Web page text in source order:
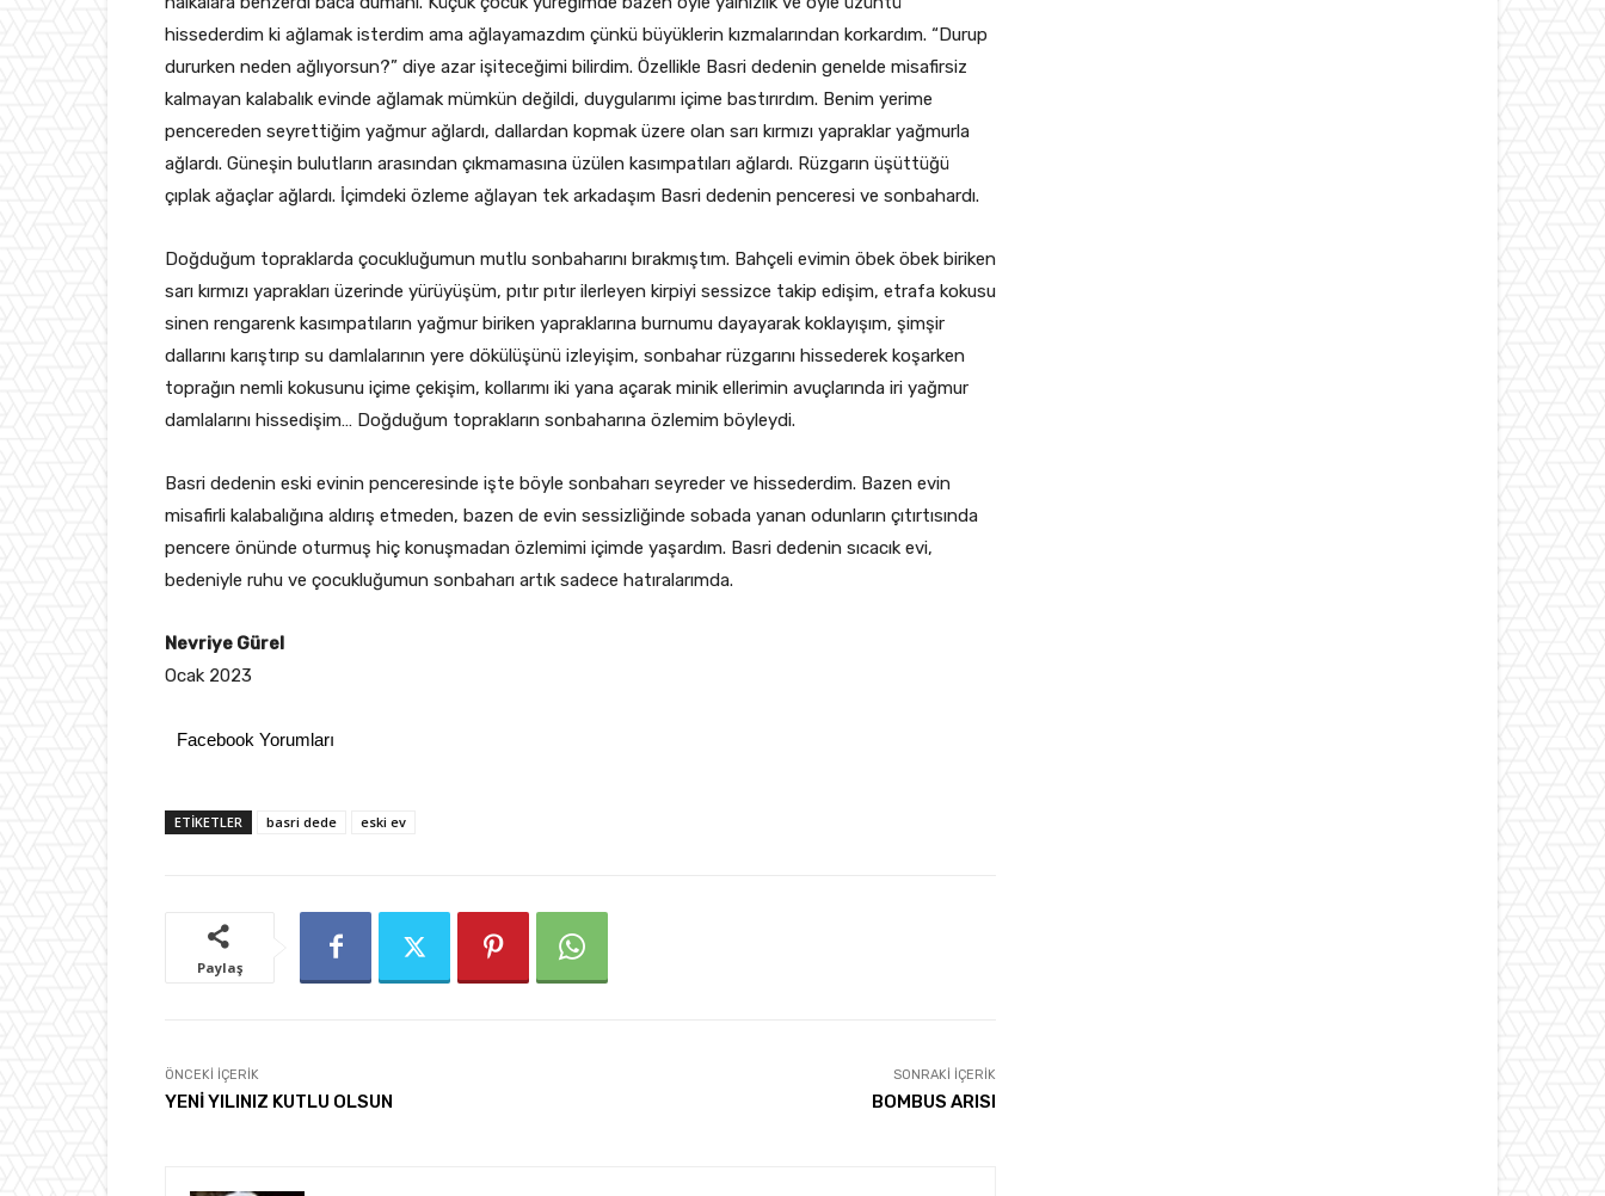
hissederdim ki ağlamak isterdim ama ağlayamazdım çünkü büyüklerin kızmalarından korkardım. “Durup
dururken neden ağlıyorsun?” diye azar işiteceğimi bilirdim. Özellikle Basri dedenin genelde misafirsiz
kalmayan kalabalık evinde ağlamak mümkün değildi, duygularımı içime bastırırdım. Benim yerime
pencereden seyrettiğim yağmur ağlardı, dallardan kopmak üzere olan sarı kırmızı yapraklar yağmurla
ağlardı. Güneşin bulutların arasından çıkmamasına üzülen kasımpatıları ağlardı. Rüzgarın üşüttüğü
çıplak ağaçlar ağlardı. İçimdeki özleme ağlayan tek arkadaşım Basri dedenin penceresi ve sonbahardı.
Doğduğum topraklarda çocukluğumun mutlu sonbaharını bırakmıştım. Bahçeli evimin öbek öbek biriken
sarı kırmızı yaprakları üzerinde yürüyüşüm, pıtır pıtır ilerleyen kirpiyi sessizce takip edişim, etrafa kokusu
sinen rengarenk kasımpatıların yağmur biriken yapraklarına burnumu dayayarak koklayışım, şimşir
dallarını karıştırıp su damlalarının yere dökülüşünü izleyişim, sonbahar rüzgarını hissederek koşarken
toprağın nemli kokusunu içime çekişim, kollarımı iki yana açarak minik ellerimin avuçlarında iri yağmur
damlalarını hissedişim… Doğduğum toprakların sonbaharına özlemim böyleydi.
Basri dedenin eski evinin penceresinde işte böyle sonbaharı seyreder ve hissederdim. Bazen evin
misafirli kalabalığına aldırış etmeden, bazen de evin sessizliğinde sobada yanan odunların çıtırtısında
pencere önünde oturmuş hiç konuşmadan özlemimi içimde yaşardım. Basri dedenin sıcacık evi,
bedeniyle ruhu ve çocukluğumun sonbaharı artık sadece hatıralarımda.
Nevriye Gürel
Ocak 2023
Facebook Yorumları
ETIKETLER basri dede eski ev
Paylaş
ÖNCEKI İÇERIK
YENİ YILINIZ KUTLU OLSUN
SONRAKI İÇERIK
BOMBUS ARISI